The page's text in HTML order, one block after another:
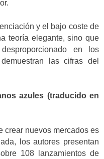
y el bajo coste de
teoría elegante, sino que
en los
las cifras del
azules (traducido en
crear nuevos mercados es
los autores presentan
108 lanzamientos de